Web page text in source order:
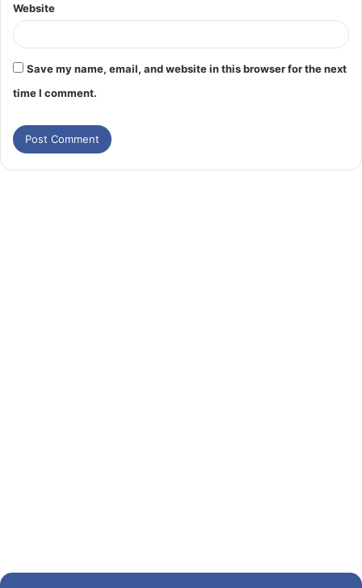
Website
Save my name, email, and website in this browser for the next
time I comment.